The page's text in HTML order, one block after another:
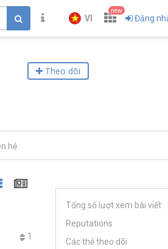
VI
new
Đăng
Theo dõi
hệ
1
Tổng số lượt xem bài viết
Reputations
Các thẻ theo dõi